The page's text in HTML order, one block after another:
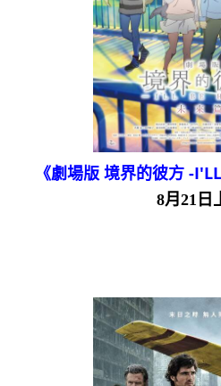
《劇場版 境界的彼方 -
8月21日